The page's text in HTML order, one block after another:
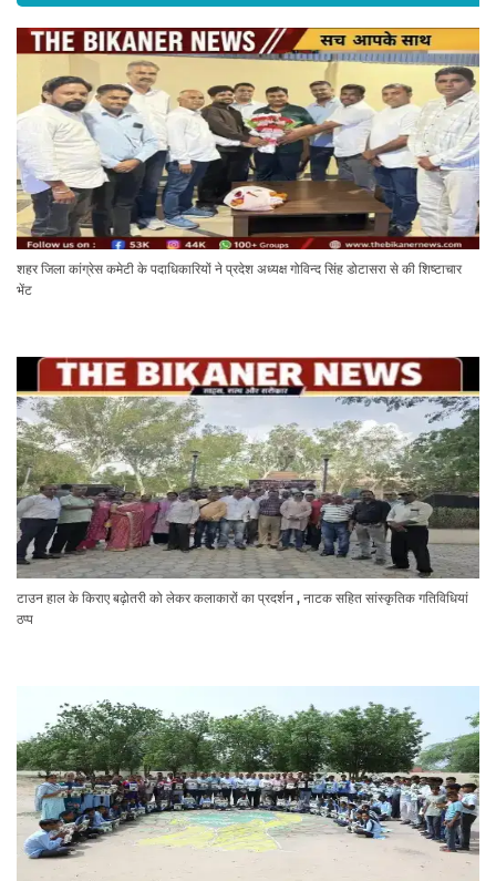
शहर जिला कांग्रेस कमेटी के पदाधिकारियों ने प्रदेश अध्यक्ष गोविन्द सिंह डोटासरा से की शिष्टाचार
भेंट
टाउन हाल के किराए बढ़ोतरी को लेकर कलाकारों का प्रदर्शन , नाटक सहित सांस्कृतिक गतिविधियां
ठप्प